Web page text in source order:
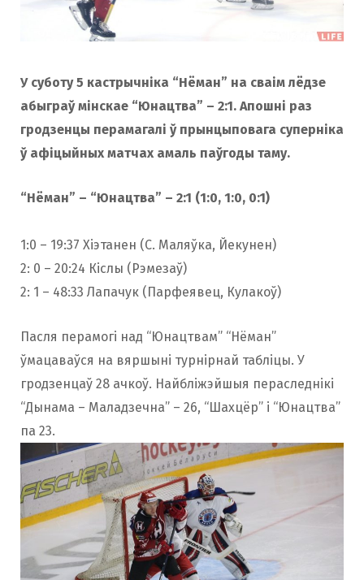
У суботу 5 кастрычніка “Нёман” на сваім лёдзе
абыграў мінскае “Юнацтва” – 2:1. Апошні раз
гродзенцы перамагалі ў прынцыповага суперніка
ў афіцыйных матчах амаль паўгоды таму.
“Нёман” – “Юнацтва” – 2:1 (1:0, 1:0, 0:1)
1:0 – 19:37 Хіэтанен (С. Маляўка, Йекунен)
2: 0 – 20:24 Кіслы (Рэмезаў)
2: 1 – 48:33 Лапачук (Парфеявец, Кулакоў)
Пасля перамогі над “Юнацтвам” “Нёман”
ўмацаваўся на вяршыні турнірнай табліцы. У
гродзенцаў 28 ачкоў. Найбліжэйшыя пераследнікі
“Дынама – Маладзечна” – 26, “Шахцёр” і “Юнацтва”
па 23.